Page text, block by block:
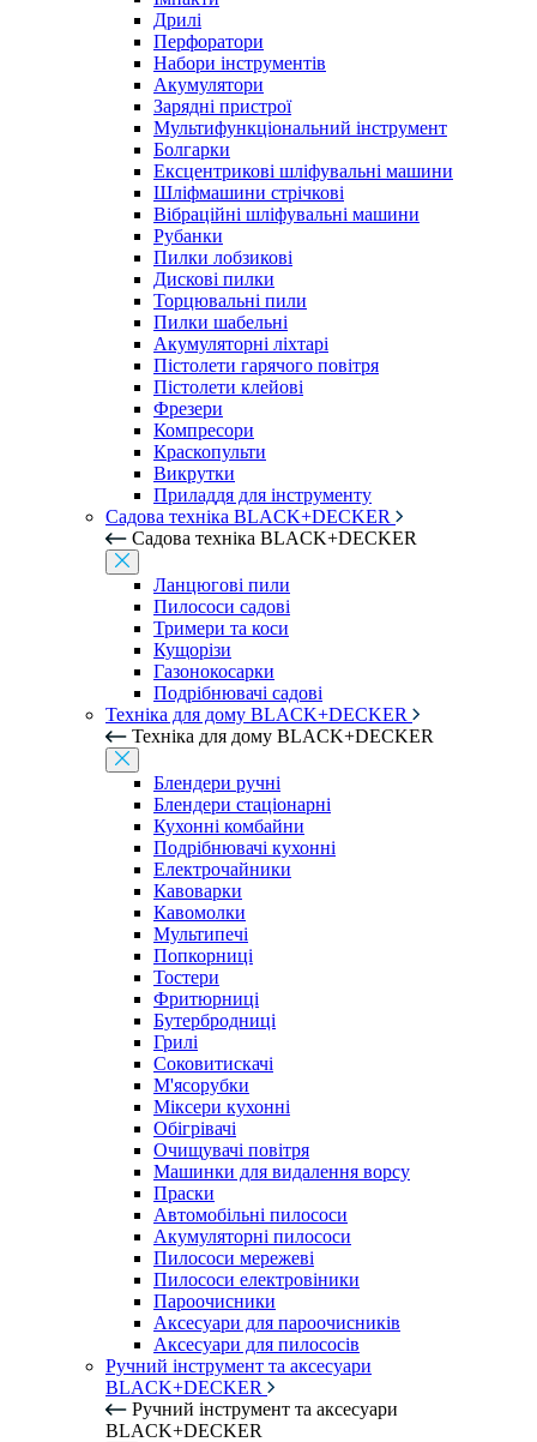
Дрилі
Перфоратори
Набори інструментів
Акумулятори
Зарядні пристрої
Мультифункціональний інструмент
Болгарки
Ексцентрикові шліфувальні машини
Шліфмашини стрічкові
Вібраційні шліфувальні машини
Рубанки
Пилки лобзикові
Дискові пилки
Торцювальні пили
Пилки шабельні
Акумуляторні ліхтарі
Пістолети гарячого повітря
Пістолети клейові
Фрезери
Компресори
Краскопульти
Викрутки
Приладдя для інструменту
Садова техніка BLACK+DECKER
Садова техніка BLACK+DECKER
Ланцюгові пили
Пилососи садові
Тримери та коси
Кущорізи
Газонокосарки
Подрібнювачі садові
Техніка для дому BLACK+DECKER
Техніка для дому BLACK+DECKER
Блендери ручні
Блендери стаціонарні
Кухонні комбайни
Подрібнювачі кухонні
Електрочайники
Кавоварки
Кавомолки
Мультипечі
Попкорниці
Тостери
Фритюрниці
Бутербродниці
Грилі
Соковитискачі
М'ясорубки
Міксери кухонні
Обігрівачі
Очищувачі повітря
Машинки для видалення ворсу
Праски
Автомобільні пилососи
Акумуляторні пилососи
Пилососи мережеві
Пилососи електровіники
Пароочисники
Аксесуари для пароочисників
Аксесуари для пилососів
Ручний інструмент та аксесуари
BLACK+DECKER
Ручний інструмент та аксесуари
BLACK+DECKER